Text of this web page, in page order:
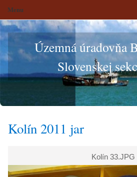
Územná úradovňa
Slovenskej
Kolín 2011 jar
Kolín 33.JPG
Menu